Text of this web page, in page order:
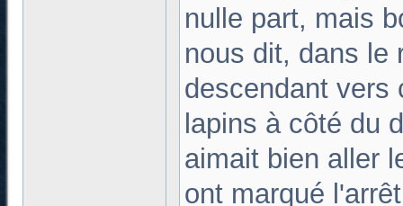
nulle part, mais
nous dit, dans le
descendant vers
lapins à côté du
aimait bien aller
ont marqué